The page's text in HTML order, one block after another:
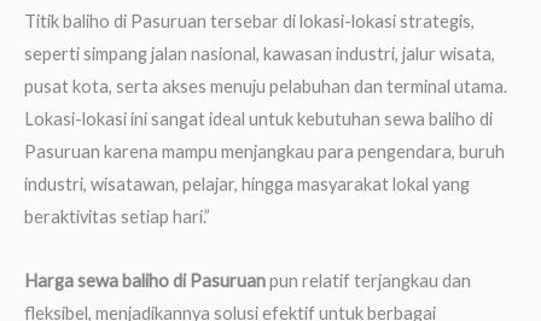
Titik baliho di Pasuruan tersebar di lokasi-lokasi strategis,
seperti simpang jalan nasional, kawasan industri, jalur wisata,
pusat kota, serta akses menuju pelabuhan dan terminal utama.
Lokasi-lokasi ini sangat ideal untuk kebutuhan sewa baliho di
Pasuruan karena mampu menjangkau para pengendara, buruh
industri, wisatawan, pelajar, hingga masyarakat lokal yang
beraktivitas setiap hari.”
Harga sewa baliho di Pasuruanpun relatif terjangkau dan
fleksibel, menjadikannya solusi efektif untuk berbagai